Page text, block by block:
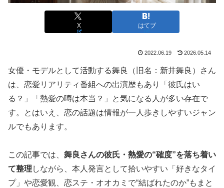
X はてブ
2022.06.19 2026.05.14
女優・モデルとして活動する舞良（旧名：新井舞良）さん
は、恋愛リアリティ番組への出演歴もあり「彼氏はい
る？」「熱愛の噂は本当？」と気になる人が多い存在で
す。とはいえ、恋の話題は情報が一人歩きしやすいジャン
ルでもあります。
この記事では、 舞良さんの彼氏・熱愛の“確度”を落ち着い
て整理 しながら、本人発言として拾いやすい「好きなタイ
プ」や恋愛観、恋ステ・オオカミで“結ばれたのか”もまと